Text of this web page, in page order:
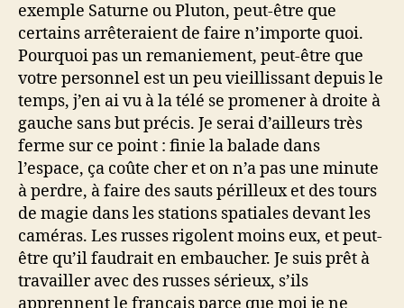
exemple Saturne ou Pluton, peut-être que
certains arrêteraient de faire n’importe quoi.
Pourquoi pas un remaniement, peut-être que
votre personnel est un peu vieillissant depuis le
temps, j’en ai vu à la télé se promener à droite à
gauche sans but précis. Je serai d’ailleurs très
ferme sur ce point : finie la balade dans
l’espace, ça coûte cher et on n’a pas une minute
à perdre, à faire des sauts périlleux et des tours
de magie dans les stations spatiales devant les
caméras. Les russes rigolent moins eux, et peut-
être qu’il faudrait en embaucher. Je suis prêt à
travailler avec des russes sérieux, s’ils